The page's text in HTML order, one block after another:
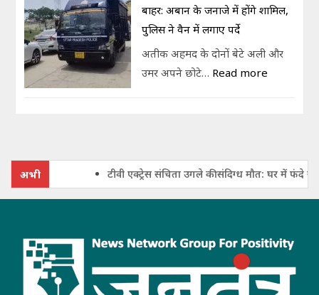
बाहर: अबान के जनाजे में होंगे शामिल,
पुलिस ने वैन में लगाए पर्दे
अतीक अहमद के दोनों बेटे अली और
उमर अपने छोटे… Read more
अभी टीवी एक्ट्रेस संचिता उगले की संदिग्ध मौत: घर में फंदे से